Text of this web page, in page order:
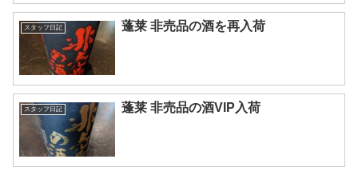
スタッフ日記 蓬莱 非売品の酒を再入荷
スタッフ日記 蓬莱 非売品の酒VIP入荷